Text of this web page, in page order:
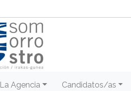
La Agencia Candidatos/as